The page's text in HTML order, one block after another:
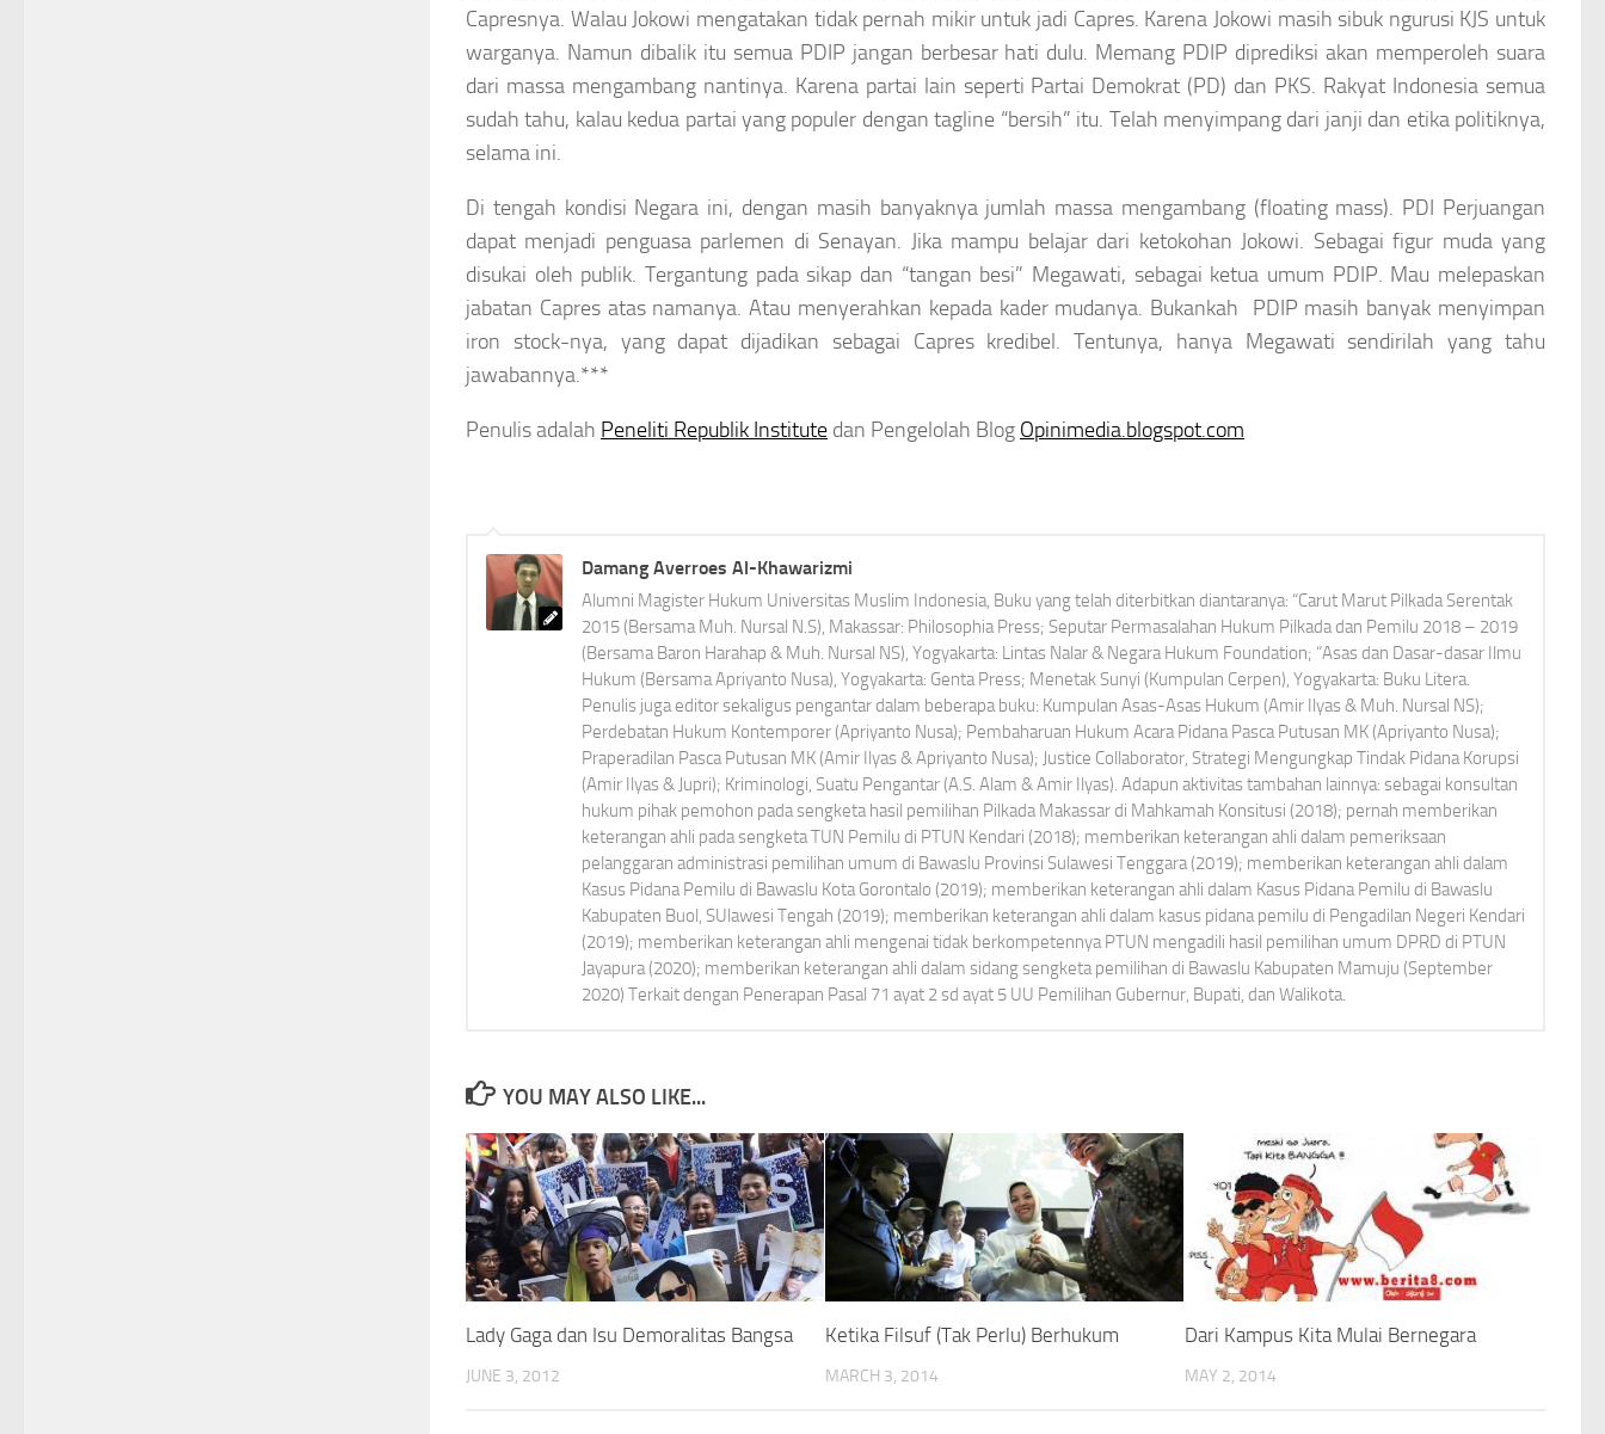
Capresnya. Walau Jokowi mengatakan tidak pernah mikir untuk jadi Capres. Karena Jokowi masih sibuk ngurusi KJS untuk
warganya. Namun dibalik itu semua PDIP jangan berbesar hati dulu. Memang PDIP diprediksi akan memperoleh suara
dari massa mengambang nantinya. Karena partai lain seperti Partai Demokrat (PD) dan PKS. Rakyat Indonesia semua
sudah tahu, kalau kedua partai yang populer dengantagline “bersih” itu. Telah menyimpang dari janji dan etika politiknya,
selama ini.
Di tengah kondisi Negara ini, dengan masih banyaknya jumlah massa mengambang (floating mass). PDI Perjuangan
dapat menjadi penguasa parlemen di Senayan. Jika mampu belajar dari ketokohan Jokowi. Sebagai figur muda yang
disukai oleh publik. Tergantung pada sikap dan “tangan besi” Megawati, sebagai ketua umum PDIP. Mau melepaskan
jabatan Capres atas namanya. Atau menyerahkan kepada kader mudanya. Bukankah PDIP masih banyak menyimpan
iron stock-nya, yang dapat dijadikan sebagai Capres kredibel. Tentunya, hanya Megawati sendirilah yang tahu
jawabannya.***
Penulis adalah Peneliti Republik Institute dan Pengelolah Blog Opinimedia.blogspot.com
Damang Averroes Al-Khawarizmi
Alumni Magister Hukum Universitas Muslim Indonesia, Buku yang telah diterbitkan diantaranya: “Carut Marut Pilkada Serentak
2015 (Bersama Muh. Nursal N.S), Makassar: Philosophia Press; Seputar Permasalahan Hukum Pilkada dan Pemilu 2018 – 2019
(Bersama Baron Harahap & Muh. Nursal NS), Yogyakarta: Lintas Nalar & Negara Hukum Foundation; “Asas dan Dasar-dasar Ilmu
Hukum (Bersama Apriyanto Nusa), Yogyakarta: Genta Press; Menetak Sunyi (Kumpulan Cerpen), Yogyakarta: Buku Litera.
Penulis juga editor sekaligus pengantar dalam beberapa buku: Kumpulan Asas-Asas Hukum (Amir Ilyas & Muh. Nursal NS);
Perdebatan Hukum Kontemporer (Apriyanto Nusa); Pembaharuan Hukum Acara Pidana Pasca Putusan MK (Apriyanto Nusa);
Praperadilan Pasca Putusan MK (Amir Ilyas & Apriyanto Nusa); Justice Collaborator, Strategi Mengungkap Tindak Pidana Korupsi
(Amir Ilyas & Jupri); Kriminologi, Suatu Pengantar (A.S. Alam & Amir Ilyas). Adapun aktivitas tambahan lainnya: sebagai konsultan
hukum pihak pemohon pada sengketa hasil pemilihan Pilkada Makassar di Mahkamah Konsitusi (2018); pernah memberikan
keterangan ahli pada sengketa TUN Pemilu di PTUN Kendari (2018); memberikan keterangan ahli dalam pemeriksaan
pelanggaran administrasi pemilihan umum di Bawaslu Provinsi Sulawesi Tenggara (2019); memberikan keterangan ahli dalam
Kasus Pidana Pemilu di Bawaslu Kota Gorontalo (2019); memberikan keterangan ahli dalam Kasus Pidana Pemilu di Bawaslu
Kabupaten Buol, SUlawesi Tengah (2019); memberikan keterangan ahli dalam kasus pidana pemilu di Pengadilan Negeri Kendari
(2019); memberikan keterangan ahli mengenai tidak berkompetennya PTUN mengadili hasil pemilihan umum DPRD di PTUN
Jayapura (2020); memberikan keterangan ahli dalam sidang sengketa pemilihan di Bawaslu Kabupaten Mamuju (September
2020) Terkait dengan Penerapan Pasal 71 ayat 2 sd ayat 5 UU Pemilihan Gubernur, Bupati, dan Walikota.
YOU MAY ALSO LIKE...
Lady Gaga dan Isu Demoralitas Bangsa
JUNE 3, 2012
Ketika Filsuf (Tak Perlu) Berhukum
MARCH 3, 2014
Dari Kampus Kita Mulai Bernegara
MAY 2, 2014